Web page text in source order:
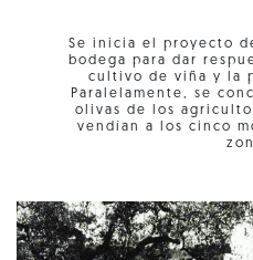
Se inicia el proyecto
bodega para dar
cultivo de viña y la
Paralelamente, se
olivas de los
vendían a los cinco